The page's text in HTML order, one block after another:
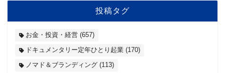
投稿タグ
お金・投資・経営 (657)
ドキュメンタリー定年ひとり起業 (170)
ノマド＆ブランディング (113)